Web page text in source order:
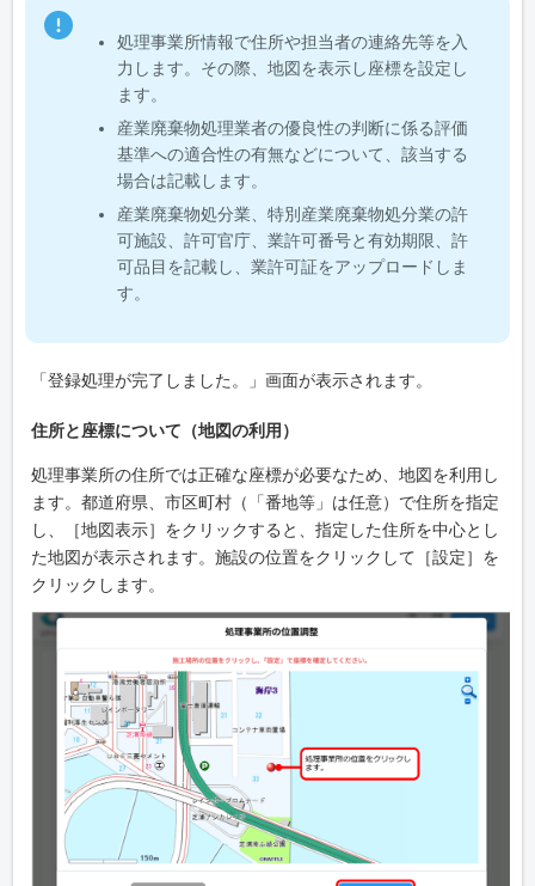
処理事業所情報で住所や担当者の連絡先等を入
力します。その際、地図を表示し座標を設定し
ます。
産業廃棄物処理業者の優良性の判断に係る評価
基準への適合性の有無などについて、該当する
場合は記載します。
産業廃棄物処分業、特別産業廃棄物処分業の許
可施設、許可官庁、業許可番号と有効期限、許
可品目を記載し、業許可証をアップロードしま
す。
「登録処理が完了しました。」画面が表示されます。
住所と座標について（地図の利用）
処理事業所の住所では正確な座標が必要なため、地図を利用し
ます。都道府県、市区町村（「番地等」は任意）で住所を指定
し、［地図表示］をクリックすると、指定した住所を中心とし
た地図が表示されます。施設の位置をクリックして［設定］を
クリックします。